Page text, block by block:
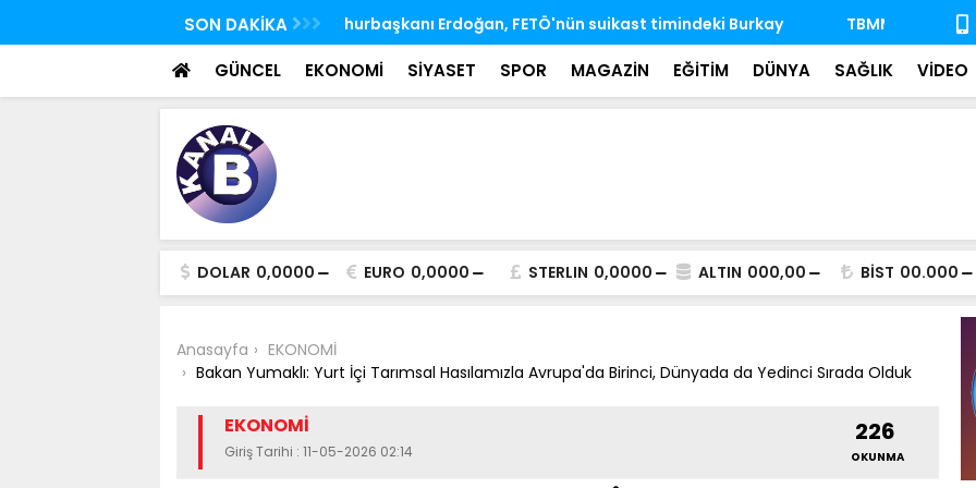
SON DAKİKA
FETÖ'nün suikast timindeki Burkay
TBMM Genel Kurulu'nda ihtisas komisyonlarındaki boş üyeliklere
seçim yapıldı
MSB:
almaya
GÜNCEL EKONOMİ SİYASET SPOR MAGAZİN EĞİTİM DÜNYA SAĞLIK VİDEO
DOLAR 0,0000 EURO 0,0000 STERLIN 0,0000 ALTIN 000,00 BİST 00.000
Anasayfa
EKONOMİ
Bakan Yumaklı: Yurt İçi Tarımsal Hasılamızla Avrupa'da Birinci, Dünyada da Yedinci Sırada Olduk
EKONOMİ
Giriş Tarihi : 11-05-2026 02:14
226
OKUNMA